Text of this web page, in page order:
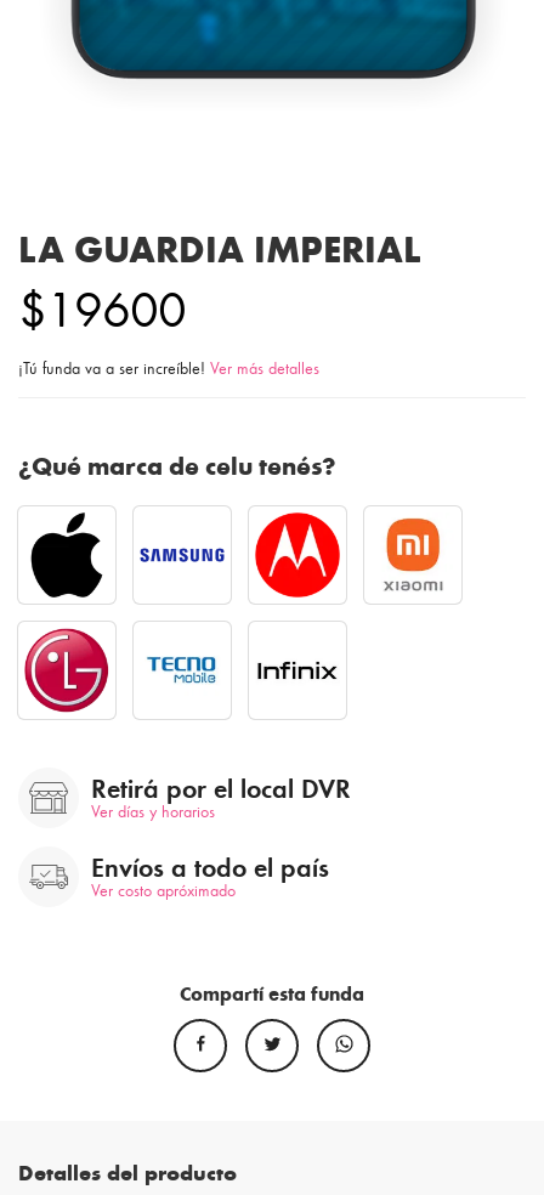
LA GUARDIA IMPERIAL
$19600
¡Tú funda va a ser increíble! Ver más detalles
¿Qué marca de celu tenés?
Retirá por el local DVR
Ver días y horarios
Envíos a todo el país
Ver costo apróximado
Compartí esta funda
Detalles del producto